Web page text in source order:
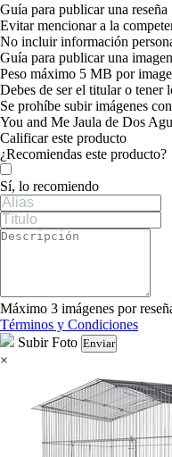
Guía para publicar una reseña
Evitar mencionar a la
No incluir información
Guía para publicar una
Peso máximo 5 MB por
Debes de ser el titular o tener
Se prohíbe subir imágenes
You and Me Jaula de Dos
Calificar este producto
Tu valoración
¿Recomiendas este producto?
Sí, lo recomiendo
Máximo 3 imágenes por
Términos y Condiciones
Subir Foto Enviar
×